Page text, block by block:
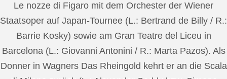
Le nozze di Figaro mit dem Orchester der Wiener
Staatsoper auf Japan-Tournee (L.: Bertrand de Billy / R.:
Barrie Kosky) sowie am Gran Teatre del Liceu in
Barcelona (L.: Giovanni Antonini / R.: Marta Pazos). Als
Donner in Wagners Das Rheingold kehrt er an die Scala